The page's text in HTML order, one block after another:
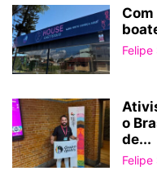
Com
Felipe
o
de...
Felipe